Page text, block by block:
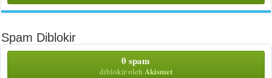
Spam Diblokir
0 spam
diblokir oleh Akismet